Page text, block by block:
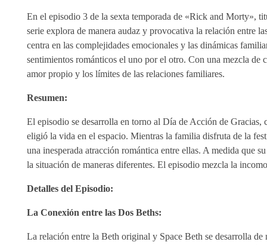
En el episodio 3 de la sexta temporada de «Rick and Morty»,
serie explora de manera audaz y provocativa la relación entre
centra en las complejidades emocionales y las dinámicas
sentimientos románticos el uno por el otro. Con una mezcla
amor propio y los límites de las relaciones familiares.
Resumen:
El episodio se desarrolla en torno al Día de Acción de
eligió la vida en el espacio. Mientras la familia disfruta de la
una inesperada atracción romántica entre ellas. A medida que
la situación de maneras diferentes. El episodio mezcla la
Detalles del Episodio:
La Conexión entre las Dos Beths:
La relación entre la Beth original y Space Beth se desarrolla de